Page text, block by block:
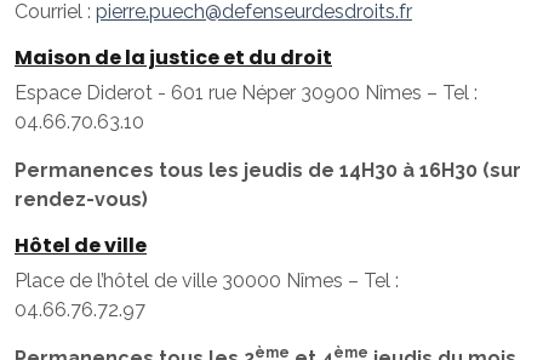
Courriel : pierre.puech@defenseurdesdroits.fr
Maison de la justice et du droit
Espace Diderot - 601 rue Néper 30900 Nîmes – Tel :
04.66.70.63.10
Permanences tous les jeudis de 14H30 à 16H30 (sur
rendez-vous)
Hôtel de ville
Place de l’hôtel de ville 30000 Nîmes – Tel :
04.66.76.72.97
ème ème